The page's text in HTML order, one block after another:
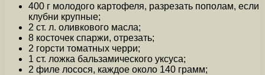
400 г молодого картофеля, разрезать пополам, если
клубни крупные;
2 ст. л. оливкового масла;
8 косточек спаржи, отрезать;
2 горсти томатных черри;
1 ст. ложка бальзамического уксуса;
2 филе лосося, каждое около 140 грамм;